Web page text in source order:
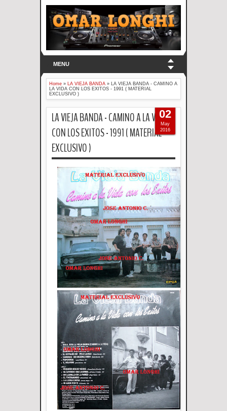
MENU
Home » LA VIEJA BANDA »
LA VIEJA BANDA - CAMINO A
LA VIDA CON LOS EXITOS - 1991 ( MATERIAL
EXCLUSIVO )
LA VIEJA BANDA - CAMINO A LA VIDA
CON LOS EXITOS - 1991 ( MATERIAL
EXCLUSIVO )
02
May
2016